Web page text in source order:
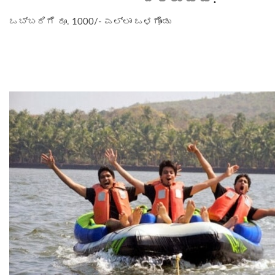
ಒಬ್ಬರಿಗೆ ರೂ. 1000/- ಎಲ್ಲಾ ಒಳಗೊಂಡು